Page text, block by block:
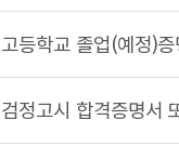
고등학교 졸업(예정)
검정고시 합격증명서